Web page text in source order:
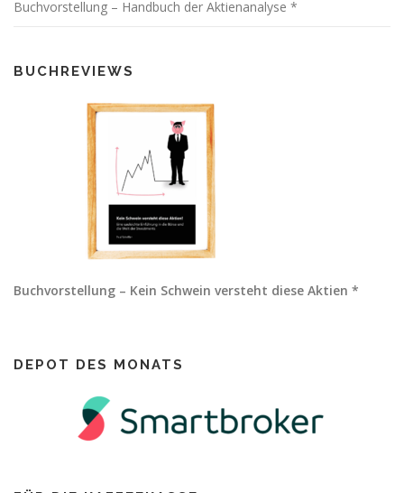
Buchvorstellung – Handbuch der Aktienanalyse *
BUCHREVIEWS
Buchvorstellung – Kein Schwein versteht diese Aktien *
DEPOT DES MONATS